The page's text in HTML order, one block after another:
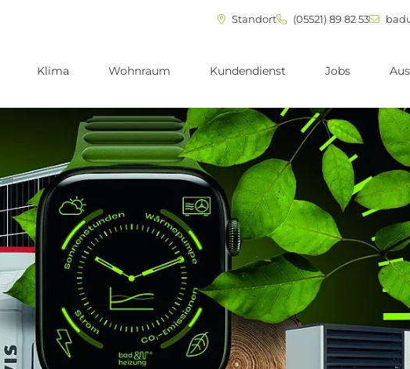
Standort (05521) 89 82 53
Klima Wohnraum Kundendienst Jobs